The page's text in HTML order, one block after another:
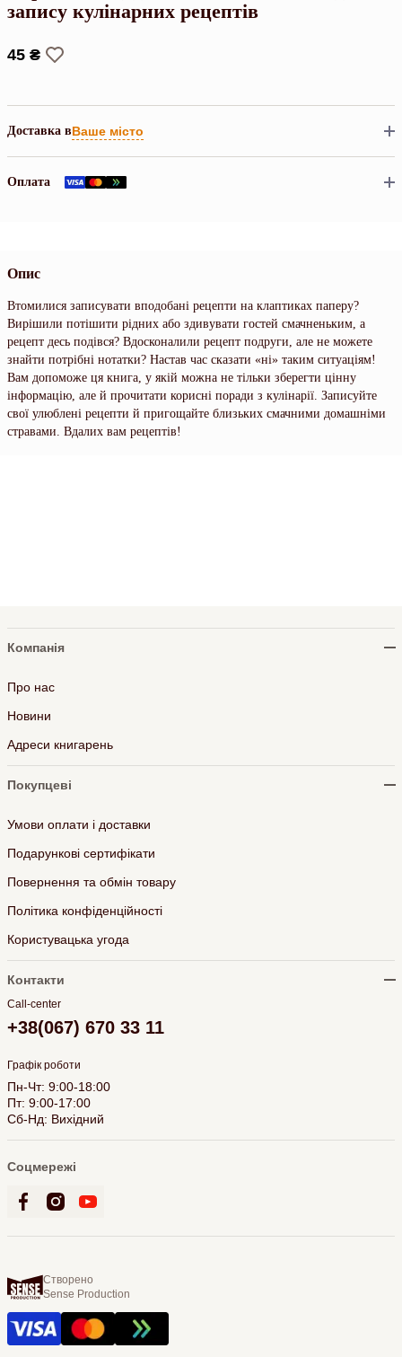
запису кулінарних рецептів
45 ₴
Доставка вВаше місто
Оплата
Опис
Втомилися записувати вподобані рецепти на клаптиках паперу?
Вирішили потішити рідних або здивувати гостей смачненьким, а
рецепт десь подівся? Вдосконалили рецепт подруги, але не можете
знайти потрібні нотатки? Настав час сказати «ні» таким ситуаціям!
Вам допоможе ця книга, у якій можна не тільки зберегти цінну
інформацію, але й прочитати корисні поради з кулінарії. Записуйте
свої улюблені рецепти й пригощайте близьких смачними домашніми
стравами. Вдалих вам рецептів!
Компанія
Про нас
Новини
Адреси книгарень
Покупцеві
Умови оплати і доставки
Подарункові сертифікати
Повернення та обмін товару
Політика конфіденційності
Користувацька угода
Контакти
Call-center
+38(067) 670 33 11
Графік роботи
Пн-Чт: 9:00-18:00
Пт: 9:00-17:00
Сб-Нд: Вихідний
Соцмережі
Створено
Sense Production